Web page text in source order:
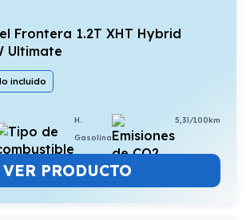
incluido
H.
Gasolina
5,3l/100km
VER PRODUCTO